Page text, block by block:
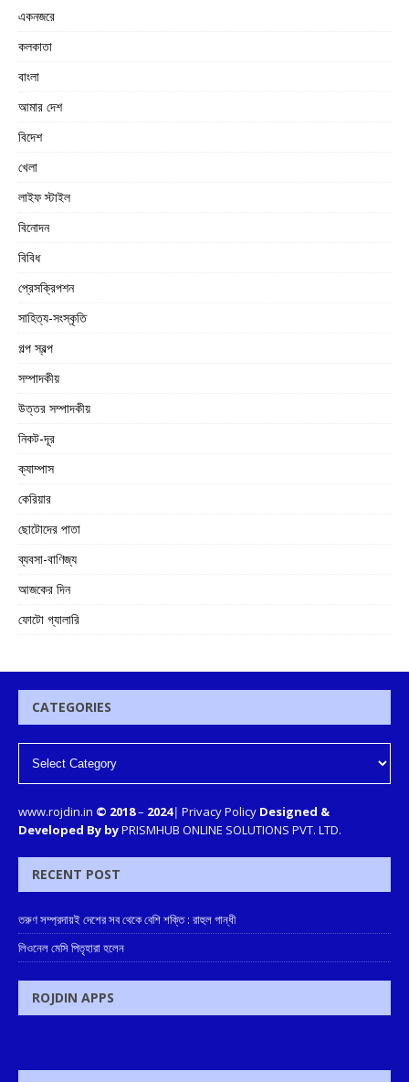
একনজরে
কলকাতা
বাংলা
আমার দেশ
বিদেশ
খেলা
লাইফ স্টাইল
বিনোদন
বিবিধ
প্রেসক্রিপশন
সাহিত্য-সংস্কৃতি
গল্প স্বল্প
সম্পাদকীয়
উত্তর সম্পাদকীয়
নিকট-দূর
ক্যাম্পাস
কেরিয়ার
ছোটোদের পাতা
ব্যবসা-বাণিজ্য
আজকের দিন
ফোটো গ্যালারি
CATEGORIES
www.rojdin.in © 2018– 2024| Privacy Policy Designed &
Developed By byPRISMHUB ONLINE SOLUTIONS PVT. LTD.
RECENT POST
তরুণ সম্প্রদায়ই দেশের সব থেকে বেশি শক্তি : রাহুল গান্ধী
লিওনেল মেসি পিতৃহারা হলেন
ROJDIN APPS